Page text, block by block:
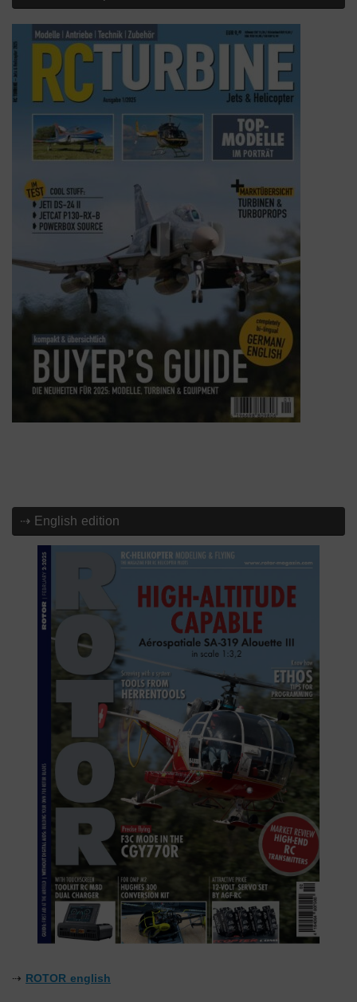
⇢ English edition
⇢ ROTOR english